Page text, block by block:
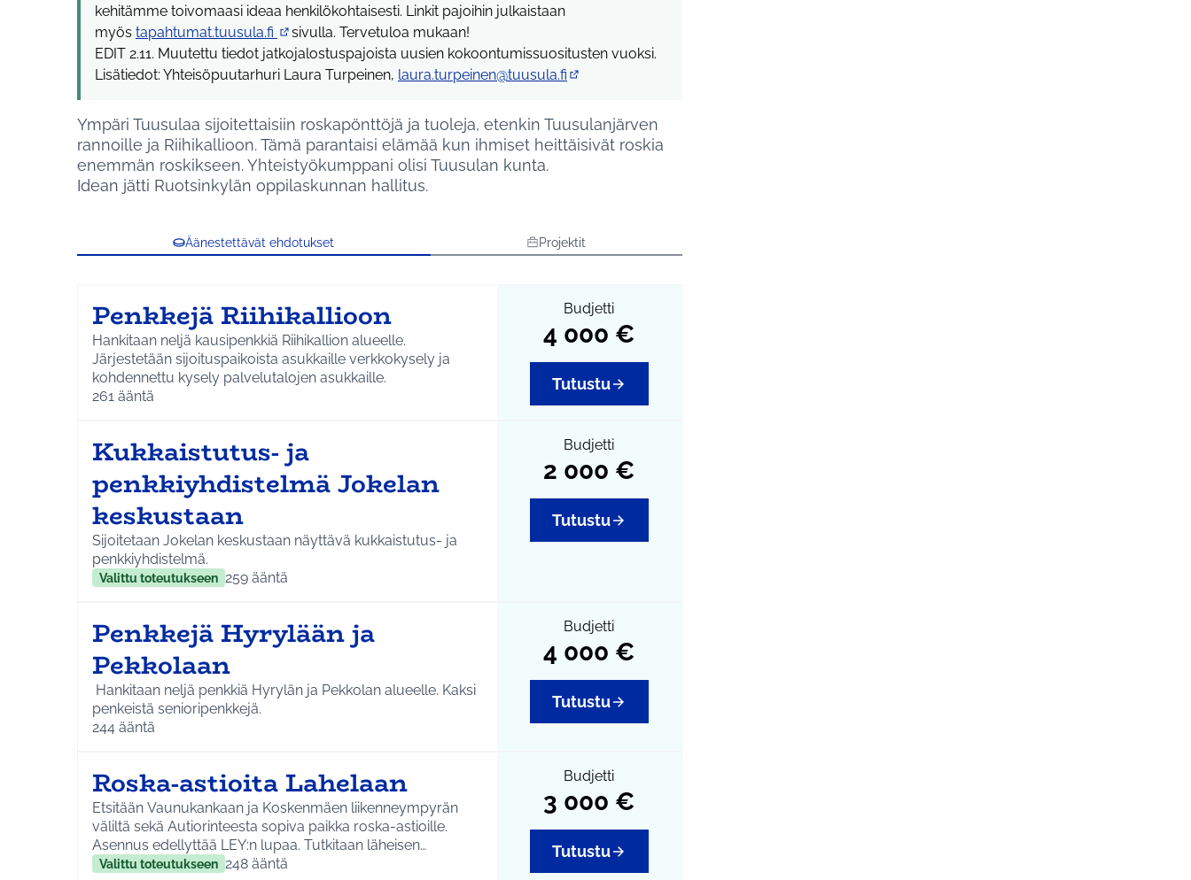
kehitämme toivomaasi ideaa henkilökohtaisesti. Linkit pajoihin julkaistaan
myös tapahtumat.tuusula.fi
(Ulkoinen linkki)
sivulla. Tervetuloa mukaan!
EDIT 2.11. Muutettu tiedot jatkojalostuspajoista uusien kokoontumissuositusten vuoksi.
Lisätiedot: Yhteisöpuutarhuri Laura Turpeinen, laura.turpeinen@tuusula.fi
Ympäri Tuusulaa sijoitettaisiin roskapönttöjä ja tuoleja, etenkin Tuusulanjärven
rannoille ja Riihikallioon. Tämä parantaisi elämää kun ihmiset heittäisivät roskia
enemmän roskikseen. Yhteistyökumppani olisi Tuusulan kunta.
Idean jätti Ruotsinkylän oppilaskunnan hallitus.
Äänestettävät ehdotukset Projektit
Penkkejä Riihikallioon
Hankitaan neljä kausipenkkiä Riihikallion alueelle.
Järjestetään sijoituspaikoista asukkaille verkkokysely ja
kohdennettu kysely palvelutalojen asukkaille.
261 ääntä
Budjetti
4 000 €
Tutustu
Kukkaistutus- ja
penkkiyhdistelmä Jokelan
keskustaan
Sijoitetaan Jokelan keskustaan näyttävä kukkaistutus- ja
penkkiyhdistelmä.
Valittu toteutukseen 259 ääntä
Budjetti
2 000 €
Tutustu
Penkkejä Hyrylään ja
Pekkolaan
Hankitaan neljä penkkiä Hyrylän ja Pekkolan alueelle. Kaksi
penkeistä senioripenkkejä.
244 ääntä
Budjetti
4 000 €
Tutustu
Roska-astioita Lahelaan
Etsitään Vaunukankaan ja Koskenmäen liikenneympyrän
väliltä sekä Autiorinteesta sopiva paikka roska-astioille.
Asennus edellyttää LEY:n lupaa. Tutkitaan läheisen
Autiorinteenpuiston nykyisten roska-astioiden kunto ja
Valittu toteutukseen 248 ääntä
Budjetti
3 000 €
Tutustu